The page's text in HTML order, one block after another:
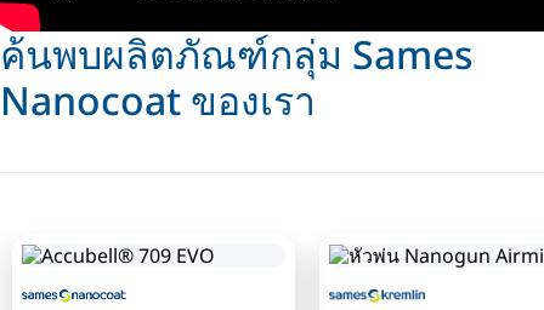
ค้นพบผลิตภัณฑ์กลุ่ม Sames
Nanocoat ของเรา